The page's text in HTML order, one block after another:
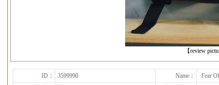
【review
下一张
ID： 3599990 Name：
Fear